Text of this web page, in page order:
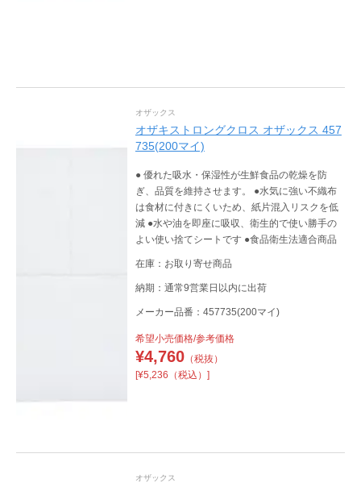
オザックス
オザキストロングクロス オザックス 457
735(200マイ)
● 優れた吸水・保湿性が生鮮食品の乾燥を防
ぎ、品質を維持させます。 ●水気に強い不織布
は食材に付きにくいため、紙片混入リスクを低
減 ●水や油を即座に吸収、衛生的で使い勝手の
よい使い捨てシートです ●食品衛生法適合商品
在庫：お取り寄せ商品
納期：通常9営業日以内に出荷
メーカー品番：457735(200マイ)
希望小売価格/参考価格
¥4,760（税抜）
[¥5,236（税込）]
オザックス